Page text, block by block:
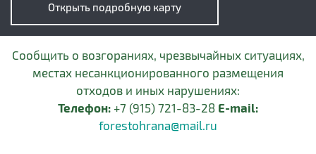
Открыть подробную карту
Сообщить о возгораниях, чрезвычайных ситуациях,
местах несанкционированного размещения
отходов и иных нарушениях:
Телефон: +7 (915) 721-83-28 E-mail:
forestohrana@mail.ru